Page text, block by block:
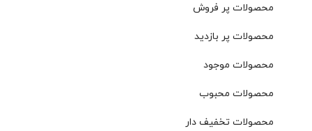
محصولات پر فروش
محصولات پر بازدید
محصولات موجود
محصولات محبوب
محصولات تخفیف دار